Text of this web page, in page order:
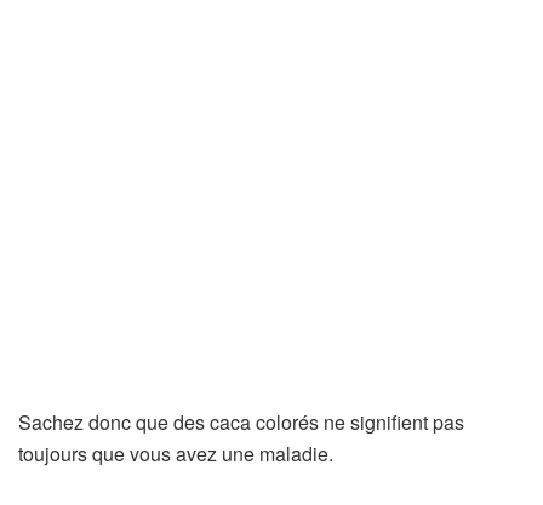
Sachez donc que des caca colorés ne signifient pas
toujours que vous avez une maladie.